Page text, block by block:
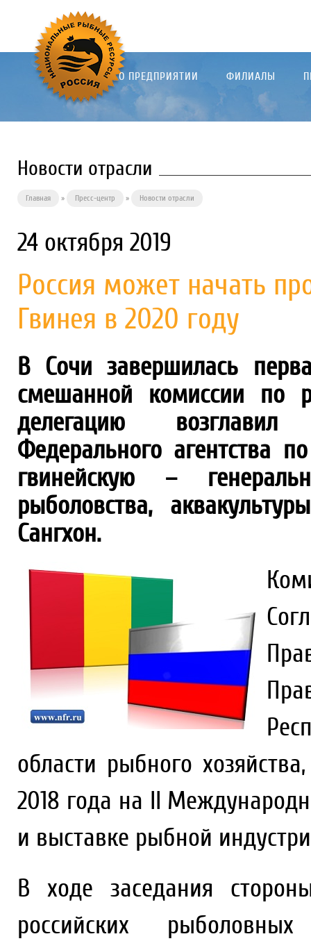
О ПРЕДПРИЯТИИ ФИЛИАЛЫ
Новости отрасли
Главная » Пресс-центр » Новости отрасли
24 октября 2019
Россия может начать
Гвинея в 2020 году
В Сочи завершилась
смешанной комиссии по
делегацию возглавил
Федерального агентства
гвинейскую –
рыболовства,
Сангхон.
области рыбного
2018 года на II
и выставке рыбной
В ходе заседания
российских